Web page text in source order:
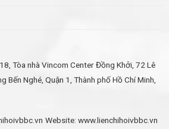
Tòa nhà Vincom Center Đồng Khởi, 72 Lê
Bến Nghé, Quận 1, Thành phố Hồ Chí Minh,
Website: www.lienchihoivbbc.vn